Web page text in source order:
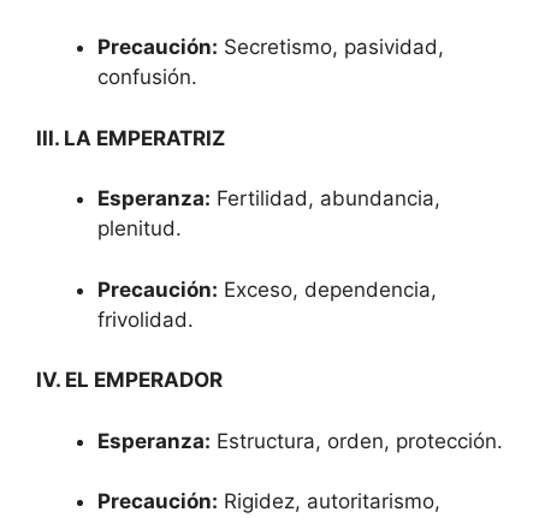
Precaución: Secretismo, pasividad,
confusión.
III. LA EMPERATRIZ
Esperanza: Fertilidad, abundancia,
plenitud.
Precaución: Exceso, dependencia,
frivolidad.
IV. EL EMPERADOR
Esperanza: Estructura, orden, protección.
Precaución: Rigidez, autoritarismo,